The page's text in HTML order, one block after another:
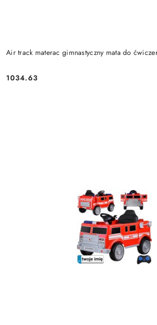
Air track materac gimnastyczny mata do
Cena:
1034.63